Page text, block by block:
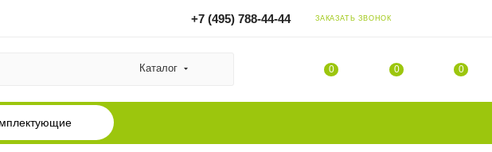
+7 (495) 788-44-44 ЗАКАЗАТЬ ЗВОНОК
Каталог 0 0 0